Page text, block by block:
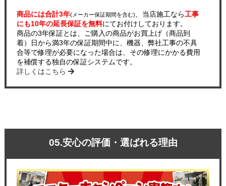
商品には合計3年(メーカー保証期間を含む) 、当店施工なら工事
にも10年の延長保証を無料にてお付けしております。
商品の3年保証とは、ご購入の商品がお買上げ（商品到
着）日から満3年の保証期間中に、機器、弊社工事の不具
合等で修理が必要になった場合は、その修理にかかる費用
を補償する独自の保証システムです。
詳しくはこちら
05.安心の評価・選ばれる理由